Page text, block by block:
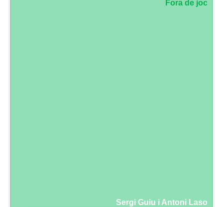
Fora de joc
Sergi Guiu i Antoni Laso